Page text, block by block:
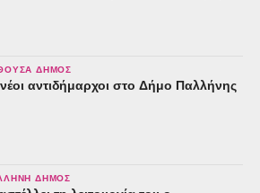
ΔΉΜΟΣ
αντιδήμαρχοι στο Δήμο Παλλήνης
ΔΉΜΟΣ